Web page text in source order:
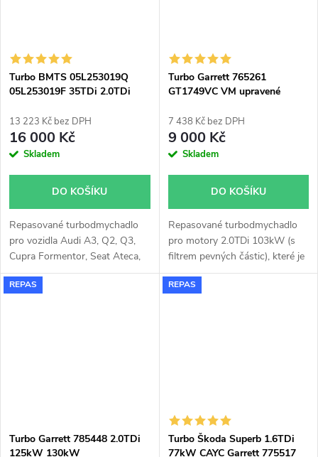
Turbo BMTS 05L253019Q
05L253019F 35TDi 2.0TDi
13 223 Kč bez DPH
16 000 Kč
Skladem
DO KOŠÍKU
Repasované turbodmychadlo
pro vozidla Audi A3, Q2, Q3,
Cupra Formentor, Seat Ateca,
Leon, Tarraco, VW Arteon, Golf
VIII, Passat, T-Roc, Tiguan,
Turbo Garrett 765261
GT1749VC VM upravené
7 438 Kč bez DPH
9 000 Kč
Skladem
DO KOŠÍKU
Repasované turbodmychadlo
pro motory 2.0TDi 103kW (s
filtrem pevných částic), které je
upravené pro vyšší výkon.
Turbína, kompresor i
REPAS
Turbo Garrett 785448 2.0TDi
125kW 130kW
REPAS
Turbo Škoda Superb 1.6TDi
77kW CAYC Garrett 775517